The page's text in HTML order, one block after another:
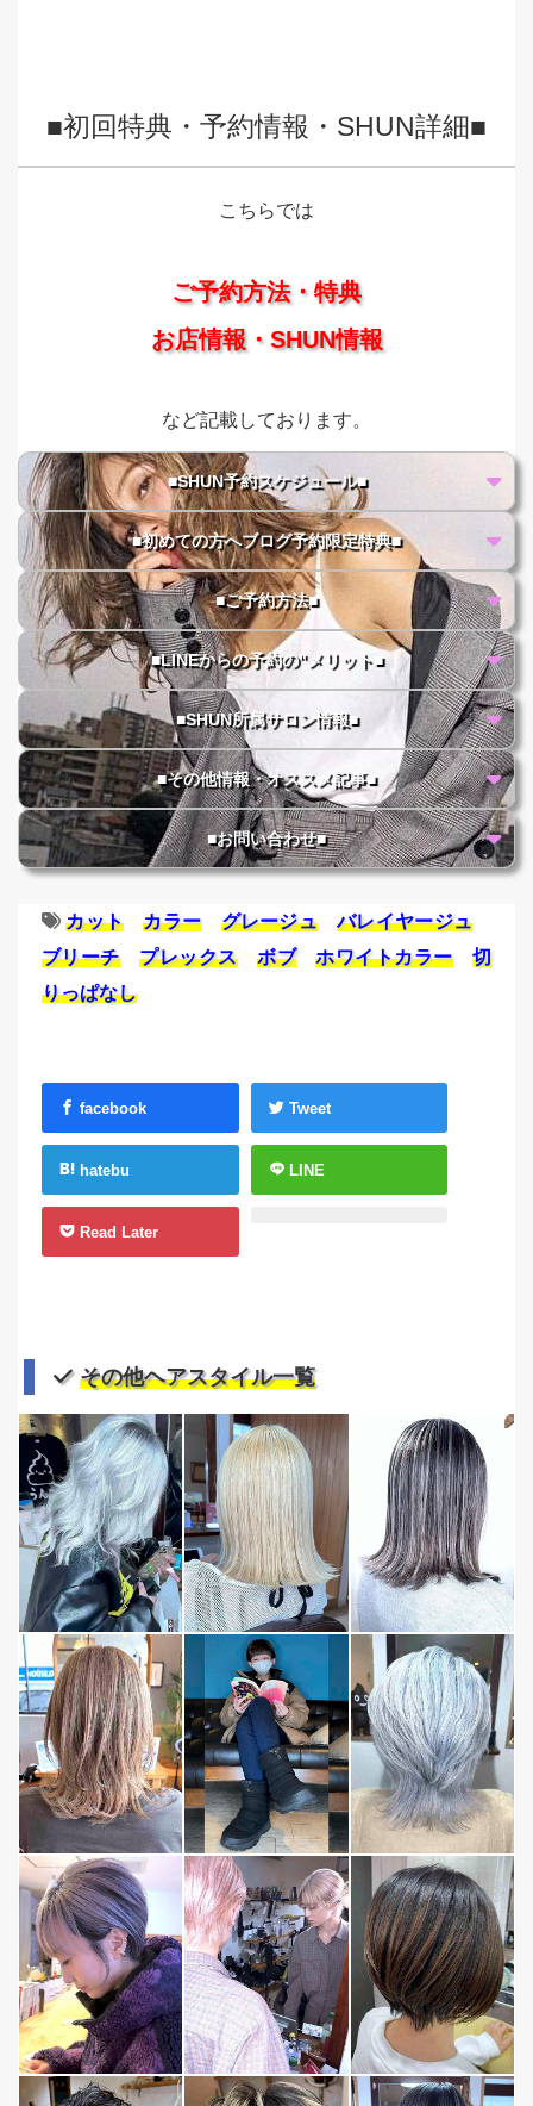
■初回特典・予約情報・SHUN詳細■
こちらでは
ご予約方法・特典
お店情報・SHUN情報
など記載しております。
■SHUN予約スケジュール■
■初めての方へブログ予約限定特典■
■ご予約方法■
■LINEからの予約の"メリット■
■SHUN所属サロン情報■
■その他情報・オススメ記事■
■お問い合わせ■
カット カラー グレージュ
バレイヤージュ
ブリーチ
プレックス ボブ ホワイトカラー
切
りっぱなし
facebook Tweet
hatebu LINE
Read Later
その他ヘアスタイル一覧